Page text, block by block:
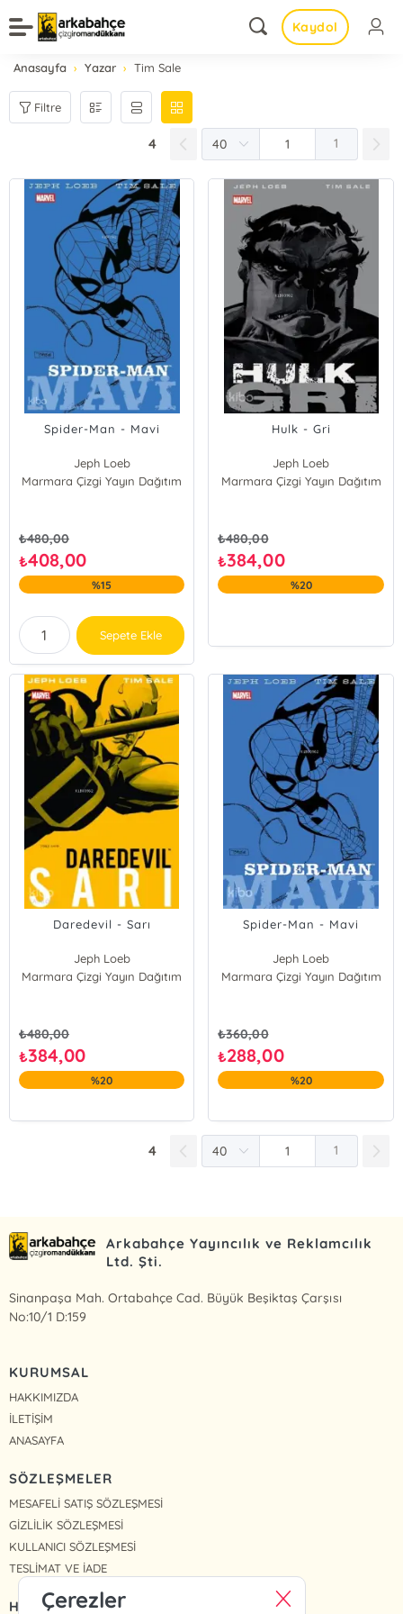
Kaydol
Anasayfa Yazar Tim Sale
Filtre
4 1
Spider-Man - Mavi
Jeph Loeb
Marmara Çizgi Yayın Dağıtım
₺480,00
₺408,00
%15
Sepete Ekle
Hulk - Gri
Jeph Loeb
Marmara Çizgi Yayın Dağıtım
₺480,00
₺384,00
%20
Daredevil - Sarı
Jeph Loeb
Marmara Çizgi Yayın Dağıtım
₺480,00
₺384,00
%20
Spider-Man - Mavi
Jeph Loeb
Marmara Çizgi Yayın Dağıtım
₺360,00
₺288,00
%20
4 1
Arkabahçe Yayıncılık ve Reklamcılık
Ltd. Şti.
Sinanpaşa Mah. Ortabahçe Cad. Büyük Beşiktaş Çarşısı
No:10/1 D:159
KURUMSAL
HAKKIMIZDA
İLETİŞİM
ANASAYFA
SÖZLEŞMELER
MESAFELİ SATIŞ SÖZLEŞMESİ
GİZLİLİK SÖZLEŞMESİ
KULLANICI SÖZLEŞMESİ
TESLİMAT VE İADE
HIZLI ERİŞİM
Çerezler